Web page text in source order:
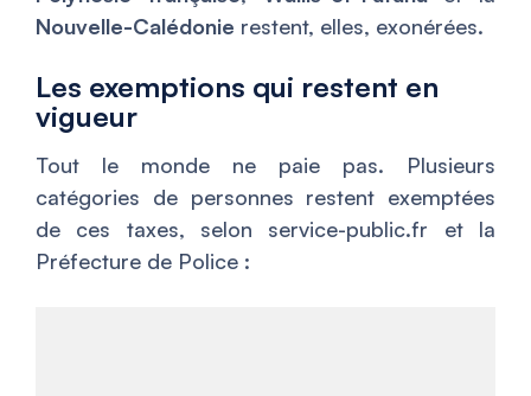
Nouvelle-Calédonie restent, elles, exonérées.
Les exemptions qui restent en
vigueur
Tout le monde ne paie pas. Plusieurs
catégories de personnes restent exemptées
de ces taxes, selon service-public.fr et la
Préfecture de Police :